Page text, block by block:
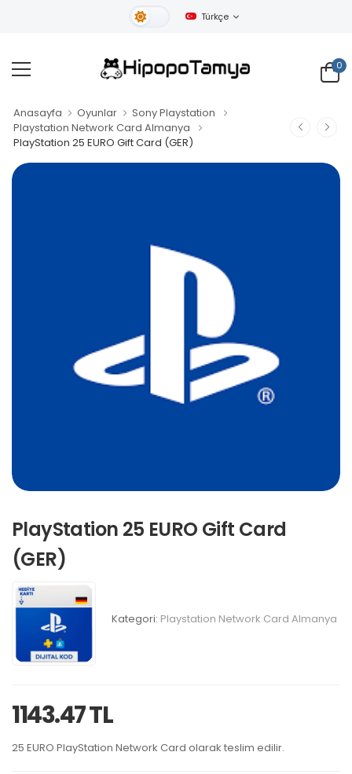
Gündüz Tema
Türkçe
0
Anasayfa Oyunlar
Sony Playstation
Playstation Network Card Almanya
PlayStation 25 EURO Gift Card (GER)
PlayStation 25 EURO Gift Card
(GER)
Kategori: Playstation Network Card Almanya
1143.47 TL
25 EURO PlayStation Network Card olarak teslim edilir.